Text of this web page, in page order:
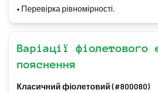
• Перевірка рівномірності.
Варіації фіолетового
пояснення
Класичний фіолетовий (#800080)